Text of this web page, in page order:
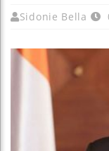
Sidonie Bella